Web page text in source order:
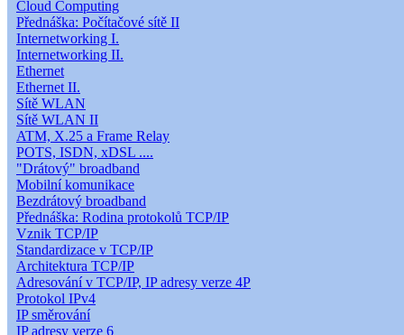
Cloud Computing
Přednáška: Počítačové sítě II
Internetworking I.
Internetworking II.
Ethernet
Ethernet II.
Sítě WLAN
Sítě WLAN II
ATM, X.25 a Frame Relay
POTS, ISDN, xDSL ....
"Drátový" broadband
Mobilní komunikace
Bezdrátový broadband
Přednáška: Rodina protokolů TCP/IP
Vznik TCP/IP
Standardizace v TCP/IP
Architektura TCP/IP
Adresování v TCP/IP, IP adresy verze 4P
Protokol IPv4
IP směrování
IP adresy verze 6